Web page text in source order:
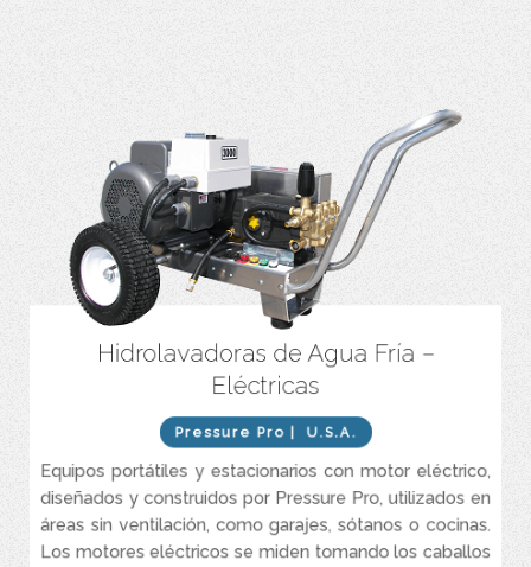
Hidrolavadoras de Agua Fría –
Eléctricas
Pressure Pro| U.S.A.
Equipos portátiles y estacionarios con motor eléctrico,
diseñados y construidos por Pressure Pro, utilizados en
áreas sin ventilación, como garajes, sótanos o cocinas.
Los motores eléctricos se miden tomando los caballos
Motor eléctrico.
Caudales entres 2 y 7 GPM.
Presiones entre 1.000 y 7.000 PSI.